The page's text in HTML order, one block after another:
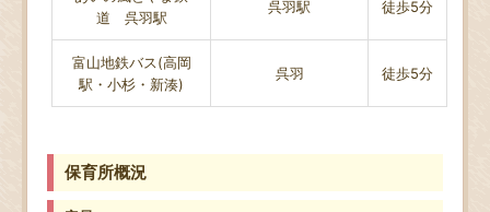
道 呉羽駅
呉羽駅 徒歩5分
富山地鉄バス(高岡
駅・小杉・新湊)
呉羽 徒歩5分
保育所概況